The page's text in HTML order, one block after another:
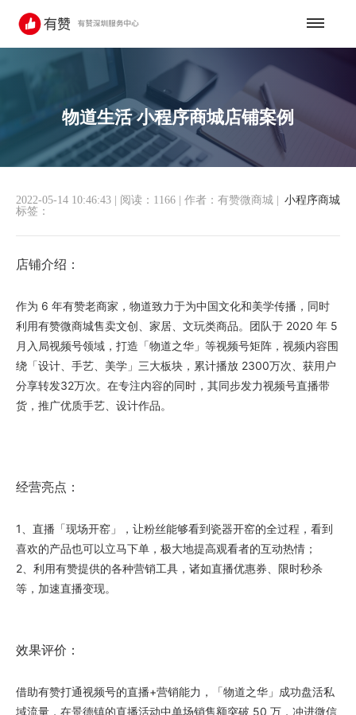
物道生活 小程序商城店铺案例
小程序商城
2022-05-14 10:46:43 阅读：1166 作者：有赞微商城
标签：
店铺介绍：
作为 6 年有赞老商家，物道致力于为中国文化和美学传播，同时
利用有赞微商城售卖文创、家居、文玩类商品。团队于 2020 年 5
月入局视频号领域，打造「物道之华」等视频号矩阵，视频内容围
绕「设计、手艺、美学」三大板块，累计播放 2300万次、获用户
分享转发32万次。在专注内容的同时，其同步发力视频号直播带
货，推广优质手艺、设计作品。
经营亮点：
1、直播「现场开窑」，让粉丝能够看到瓷器开窑的全过程，看到
喜欢的产品也可以立马下单，极大地提高观看者的互动热情；
2、利用有赞提供的各种营销工具，诸如直播优惠券、限时秒杀
等，加速直播变现。
效果评价：
借助有赞打通视频号的直播+营销能力，「物道之华」成功盘活私
域流量，在景德镇的直播活动中单场销售额突破 50 万，冲进微信